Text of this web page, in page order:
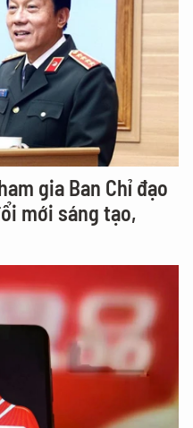
gia Ban Chỉ đạo
mới sáng tạo,